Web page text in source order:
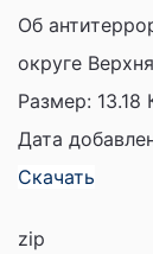
Об
округе
Размер: 13.18
Дата
Скачать
zip